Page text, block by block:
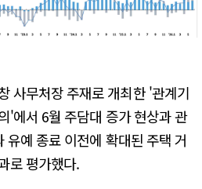
사무처장 주재로 개최한 '관계기
'에서 6월 주담대 증가 현상과 관
유예 종료 이전에 확대된 주택 거
로 평가했다.